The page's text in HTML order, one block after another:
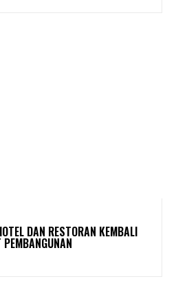
DAN RESTORAN KEMBALI